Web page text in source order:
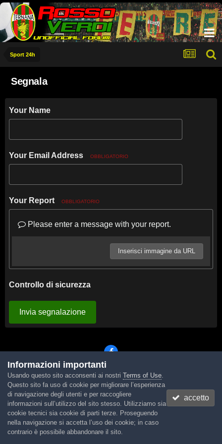
Sport 24h
Segnala
Your Name
Your Email Address OBBLIGATORIO
Your Report OBBLIGATORIO
Please enter a message with your report.
Inserisci immagine da URL
Controllo di sicurezza
Invia segnalazione
Lingua Tema Contattaci Cookies
Powered by Invision Community
Informazioni importanti
Usando questo sito acconsenti ai nostri Terms of Use.
Questo sito fa uso di cookie per migliorare l’esperienza
di navigazione degli utenti e per raccogliere
informazioni sull’utilizzo del sito stesso. Utilizziamo sia
cookie tecnici sia cookie di parti terze. Proseguendo
nella navigazione si accetta l’uso dei cookie; in caso
contrario è possibile abbandonare il sito.
accetto